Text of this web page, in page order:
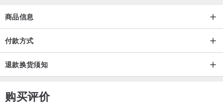
商品信息
付款方式
退款换货须知
购买评价